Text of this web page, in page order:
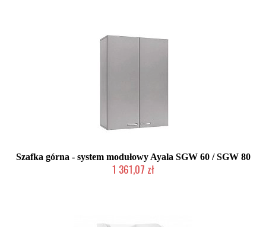
Szafka górna - system modułowy Ayala SGW 60 / SGW 80
1 361,07 zł